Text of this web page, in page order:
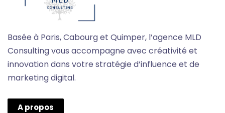
Basée à Paris, Cabourg et Quimper, l’agence MLD
Consulting vous accompagne avec créativité et
innovation dans votre stratégie d’influence et de
marketing digital.
A propos